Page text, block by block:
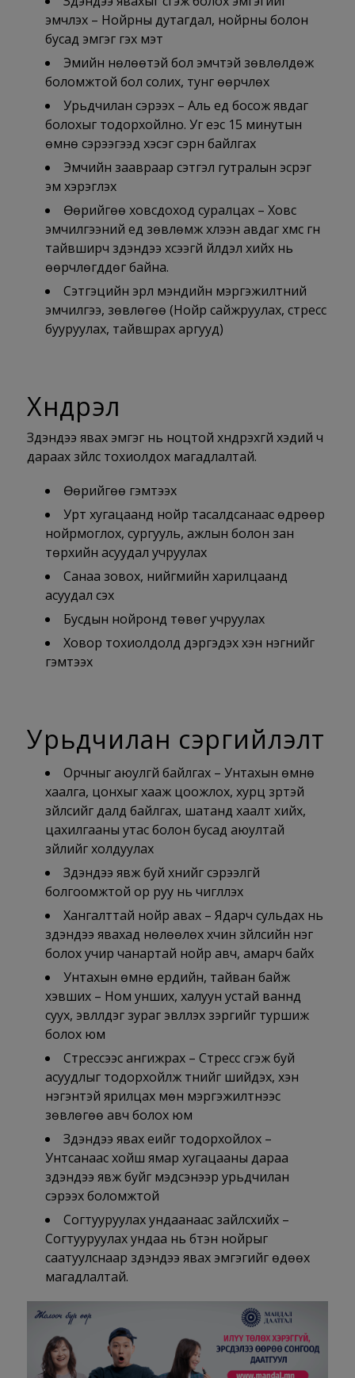
эмчлэх – Нойрны дутагдал, нойрны болон
бусад эмгэг гэх мэт
Эмийн нөлөөтэй бол эмчтэй зөвлөлдөж
боломжтой бол солих, тунг өөрчлөх
Урьдчилан сэрээх – Аль үед босож явдаг
болохыг тодорхойлно. Уг үеэс 15 минутын
өмнө сэрээгээд хэсэг сэрүүн байлгах
Эмчийн заавраар сэтгэл гутралын эсрэг
эм хэрэглэх
Өөрийгөө ховсдоход суралцах – Ховс
эмчилгээний үед зөвлөмж хүлээн авдаг хүмүүс гүн
тайвширч зүүдэндээ хүсээгүй үйлдэл хийх нь
өөрчлөгддөг байна.
Сэтгэцийн эрүүл мэндийн мэргэжилтний
эмчилгээ, зөвлөгөө (Нойр сайжруулах, стресс
бууруулах, тайвшрах аргууд)
Хүндрэл
Зүүдэндээ явах эмгэг нь ноцтой хүндрэхгүй хэдий ч
дараах зүйлс тохиолдох магадлалтай.
Өөрийгөө гэмтээх
Урт хугацаанд нойр тасалдсанаас өдрөөр
нойрмоглох, сургууль, ажлын болон зан
төрхийн асуудал учруулах
Санаа зовох, нийгмийн харилцаанд
асуудал үүсэх
Бусдын нойронд төвөг учруулах
Ховор тохиолдолд дэргэдэх хэн нэгнийг
гэмтээх
Урьдчилан сэргийлэлт
Орчныг аюулгүй байлгах – Унтахын өмнө
хаалга, цонхыг хааж цоожлох, хурц үзүүртэй
зүйлсийг далд байлгах, шатанд хаалт хийх,
цахилгааны утас болон бусад аюултай
зүйлийг холдуулах
Зүүдэндээ явж буй хүнийг сэрээлгүй
болгоомжтой ор руу нь чиглүүлэх
Хангалттай нойр авах – Ядарч сульдах нь
зүүдэндээ явахад нөлөөлөх хүчин зүйлсийн нэг
болох учир чанартай нойр авч, амарч байх
Унтахын өмнө ердийн, тайван байж
хэвших – Ном унших, халуун устай ваннд
суух, эвлүүлдэг зураг эвлүүлэх зэргийг туршиж
болох юм
Стрессээс ангижрах – Стресс үүсгэж буй
асуудлыг тодорхойлж түүнийг шийдэх, хэн
нэгэнтэй ярилцах мөн мэргэжилтнээс
зөвлөгөө авч болох юм
Зүүдэндээ явах үеийг тодорхойлох –
Унтсанаас хойш ямар хугацааны дараа
зүүдэндээ явж буйг мэдсэнээр урьдчилан
сэрээх боломжтой
Согтууруулах ундаанаас зайлсхийх –
Согтууруулах ундаа нь бүтэн нойрыг
саатуулснаар зүүдэндээ явах эмгэгийг өдөөх
магадлалтай.